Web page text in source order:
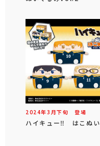
2024年3 月下旬 登場
ハイキュー‼ はこぬい